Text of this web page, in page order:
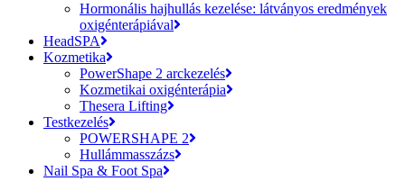
Hormonális hajhullás kezelése: látványos eredmények
oxigénterápiával
HeadSPA
Kozmetika
PowerShape 2 arckezelés
Kozmetikai oxigénterápia
Thesera Lifting
Testkezelés
POWERSHAPE 2
Hullámmasszázs
Nail Spa & Foot Spa